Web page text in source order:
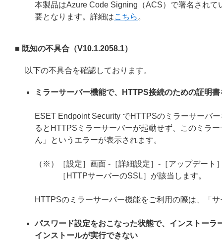
本製品はAzure Code Signing（ACS）で署名され
要となります。詳細はこちら 。
■ 既知の不具合（V10.1.2058.1）
以下の不具合を確認しております。
ミラーサーバー機能で、HTTPS接続のための証明
ESET Endpoint Security でHTTPSのミラーサーバ
るとHTTPSミラーサーバーが起動せず、このミラ
ん」というエラーが表示されます。
（※）［設定］画面 -［詳細設定］-［アップデー
［HTTPサーバーのSSL］が該当します。
HTTPSのミラーサーバー機能をご利用の際は、「
パスワード設定をおこなった状態で、インストー
インストールが実行できない